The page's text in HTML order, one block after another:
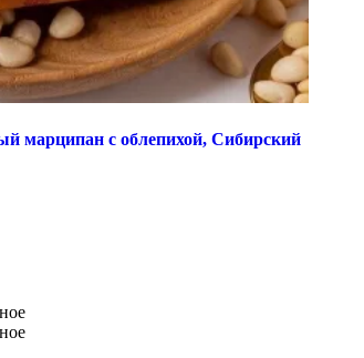
марципан с облепихой, Сибирский